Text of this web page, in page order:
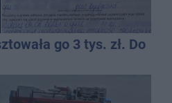
go 3 tys. zł. Do